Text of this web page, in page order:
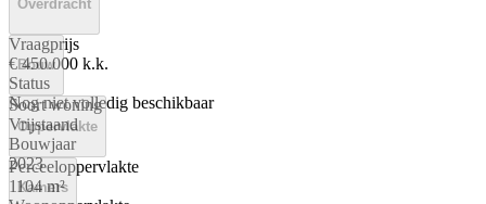
Overdracht
Vraagprijs
€ 450.000 k.k.
Status
Nog niet volledig beschikbaar
Bouw
Soort woning
Vrijstaand
Bouwjaar
2023
Oppervlakte
Perceeloppervlakte
1104 m²
Kamers